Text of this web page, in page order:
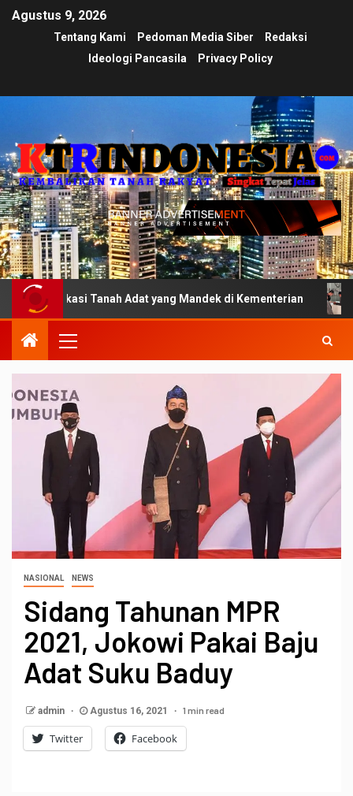
Agustus 9, 2026
Tentang Kami Pedoman Media Siber
Redaksi
Ideologi Pancasila
Privacy Policy
Tanah Adat yang Mandek di Kementerian Ujian
NASIONAL NEWS
Sidang Tahunan MPR
2021, Jokowi Pakai Baju
Adat Suku Baduy
admin Agustus 16, 2021 1 min read
Twitter Facebook